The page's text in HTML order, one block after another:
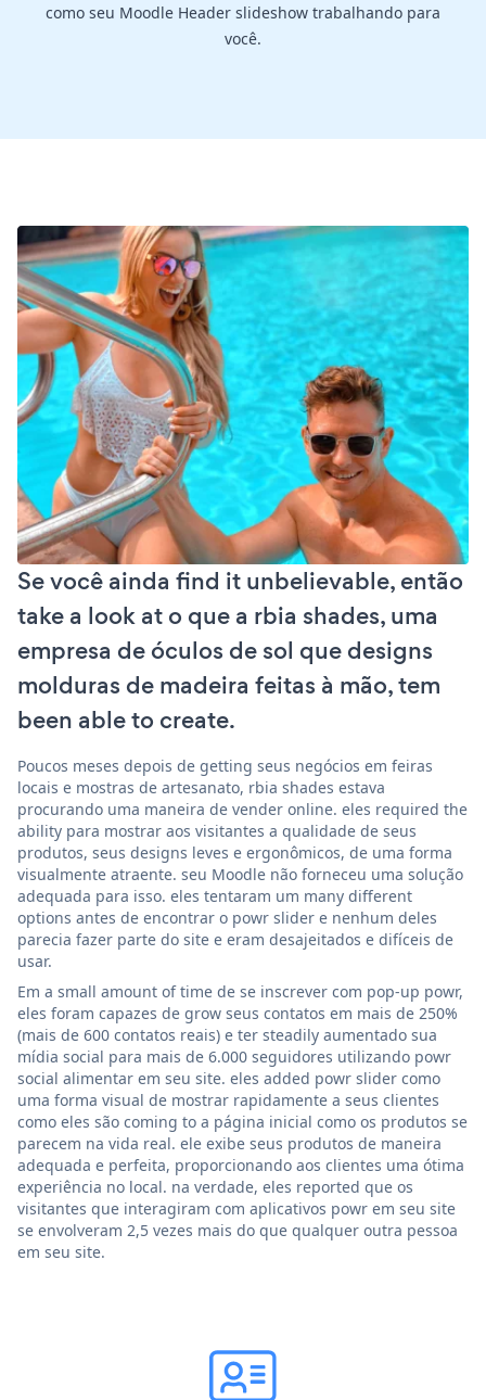
como seu Moodle Header slideshow trabalhando para
você.
Se você ainda find it unbelievable, então
take a look at o que a rbia shades, uma
empresa de óculos de sol que designs
molduras de madeira feitas à mão, tem
been able to create.
Poucos meses depois de getting seus negócios em feiras
locais e mostras de artesanato, rbia shades estava
procurando uma maneira de vender online. eles required the
ability para mostrar aos visitantes a qualidade de seus
produtos, seus designs leves e ergonômicos, de uma forma
visualmente atraente. seu Moodle não forneceu uma solução
adequada para isso. eles tentaram um many different
options antes de encontrar o powr slider e nenhum deles
parecia fazer parte do site e eram desajeitados e difíceis de
usar.
Em a small amount of time de se inscrever com pop-up powr,
eles foram capazes de grow seus contatos em mais de 250%
(mais de 600 contatos reais) e ter steadily aumentado sua
mídia social para mais de 6.000 seguidores utilizando powr
social alimentar em seu site. eles added powr slider como
uma forma visual de mostrar rapidamente a seus clientes
como eles são coming to a página inicial como os produtos se
parecem na vida real. ele exibe seus produtos de maneira
adequada e perfeita, proporcionando aos clientes uma ótima
experiência no local. na verdade, eles reported que os
visitantes que interagiram com aplicativos powr em seu site
se envolveram 2,5 vezes mais do que qualquer outra pessoa
em seu site.